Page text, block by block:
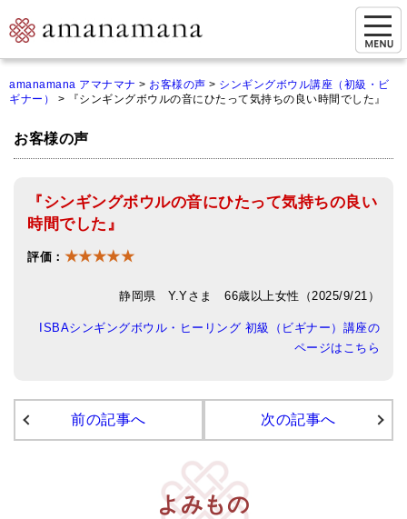
ご来店予約（実店舗）
オンライン相談&購入
シンギングボウル講座
倍音呼吸法レッスン
オンラインショップ
商品一覧
アマナマナのシンギングボウル
チベット・シンギングボウル
amanamana アマナマナ > お客様の声 > シンギングボウル講座（初級・ビ
ギナー）
> 『シンギングボウルの音にひたって気持ちの良い時間でした』
お客様の声
『シンギングボウルの音にひたって気持ちの良い
時間でした』
評価： ★★★★★
静岡県 Y.Yさま 66歳以上女性（2025/9/21）
ISBAシンギングボウル・ヒーリング 初級（ビギナー）講座の
ページはこちら
前の記事へ 次の記事へ
よみもの